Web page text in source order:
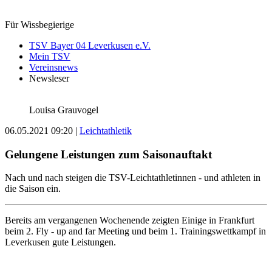
Für Wissbegierige
TSV Bayer 04 Leverkusen e.V.
Mein TSV
Vereinsnews
Newsleser
Louisa Grauvogel
06.05.2021 09:20 | Leichtathletik
Gelungene Leistungen zum Saisonauftakt
Nach und nach steigen die TSV-Leichtathletinnen - und athleten in
die Saison ein.
Bereits am vergangenen Wochenende zeigten Einige in Frankfurt
beim 2. Fly - up and far Meeting und beim 1. Trainingswettkampf in
Leverkusen gute Leistungen.